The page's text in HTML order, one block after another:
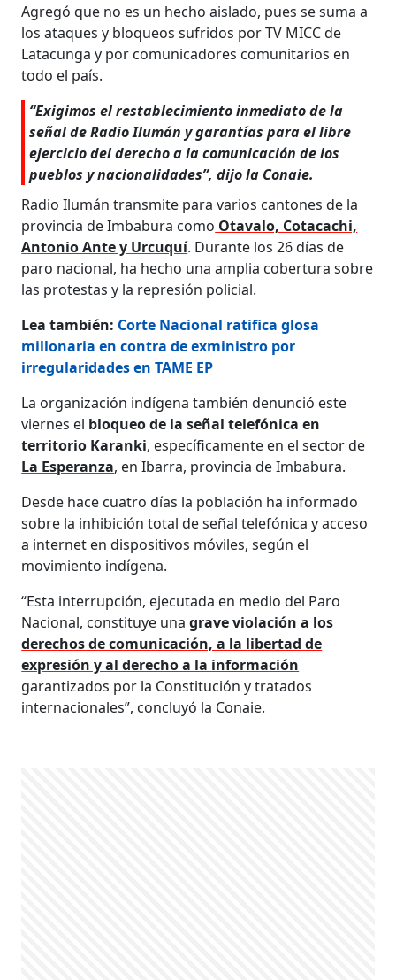
Agregó que no es un hecho aislado, pues se suma a
los ataques y bloqueos sufridos por TV MICC de
Latacunga y por comunicadores comunitarios en
todo el país.
“Exigimos el restablecimiento inmediato de la
señal de Radio Ilumán y garantías para el libre
ejercicio del derecho a la comunicación de los
pueblos y nacionalidades”, dijo la Conaie.
Radio Ilumán transmite para varios cantones de la
provincia de Imbabura como Otavalo, Cotacachi,
Antonio Ante y Urcuquí. Durante los 26 días de
paro nacional, ha hecho una amplia cobertura sobre
las protestas y la represión policial.
Lea también: Corte Nacional ratifica glosa
millonaria en contra de exministro por
irregularidades en TAME EP
La organización indígena también denunció este
viernes el bloqueo de la señal telefónica en
territorio Karanki, específicamente en el sector de
La Esperanza, en Ibarra, provincia de Imbabura.
Desde hace cuatro días la población ha informado
sobre la inhibición total de señal telefónica y acceso
a internet en dispositivos móviles, según el
movimiento indígena.
“Esta interrupción, ejecutada en medio del Paro
Nacional, constituye unagrave violación a los
derechos de comunicación, a la libertad de
expresión y al derecho a la información
garantizados por la Constitución y tratados
internacionales”, concluyó la Conaie.